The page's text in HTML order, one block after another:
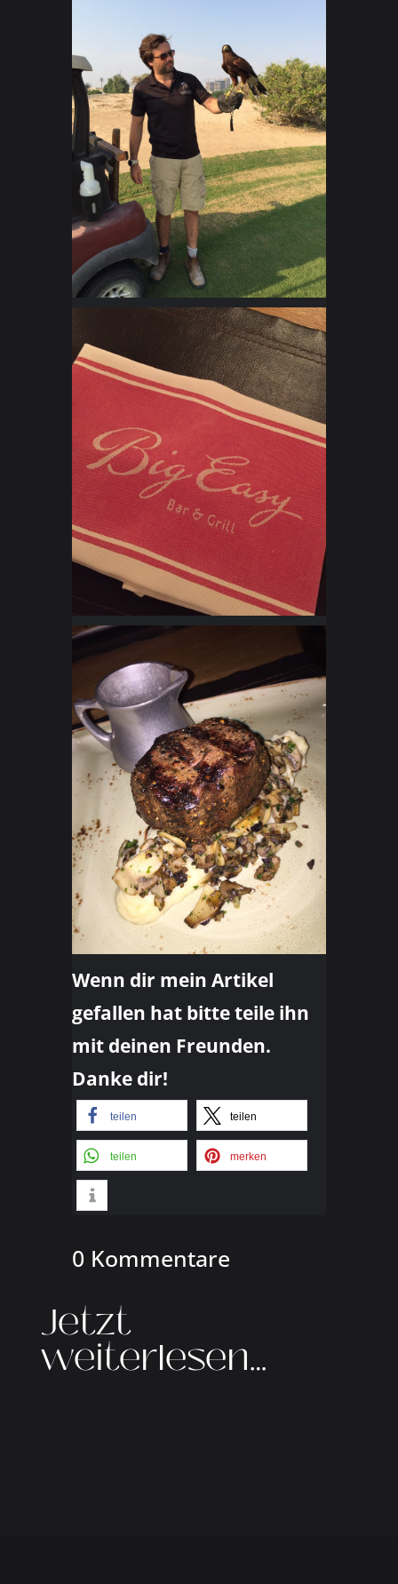
Wenn dir mein Artikel
gefallen hat bitte teile ihn
mit deinen Freunden.
Danke dir!
teilen teilen
teilen merken
0 Kommentare
Jetzt
weiterlesen…